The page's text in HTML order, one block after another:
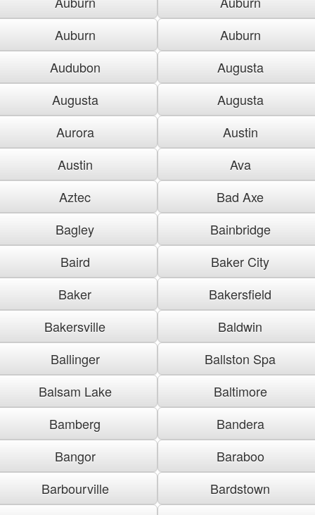
Auburn
Auburn
Audubon
Augusta
Augusta
Augusta
Aurora
Austin
Austin
Ava
Aztec
Bad Axe
Bagley
Bainbridge
Baird
Baker City
Baker
Bakersfield
Bakersville
Baldwin
Ballinger
Ballston Spa
Balsam Lake
Baltimore
Bamberg
Bandera
Bangor
Baraboo
Barbourville
Bardstown